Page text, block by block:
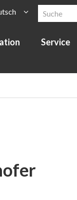
Service